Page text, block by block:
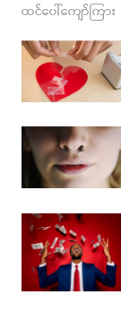
ထင်ပေါ်ကျော်ကြား